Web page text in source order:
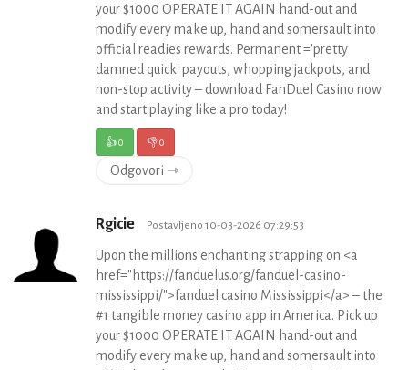
your $1000 OPERATE IT AGAIN hand-out and
modify every make up, hand and somersault into
official readies rewards. Permanent ='pretty
damned quick' payouts, whopping jackpots, and
non-stop activity – download FanDuel Casino now
and start playing like a pro today!
👍0 👎0
Odgovori ⇾
Rgicie Postavljeno 10-03-2026 07:29:53
Upon the millions enchanting strapping on <a
href="https://fanduelus.org/fanduel-casino-
mississippi/">fanduel casino Mississippi</a> – the
#1 tangible money casino app in America. Pick up
your $1000 OPERATE IT AGAIN hand-out and
modify every make up, hand and somersault into